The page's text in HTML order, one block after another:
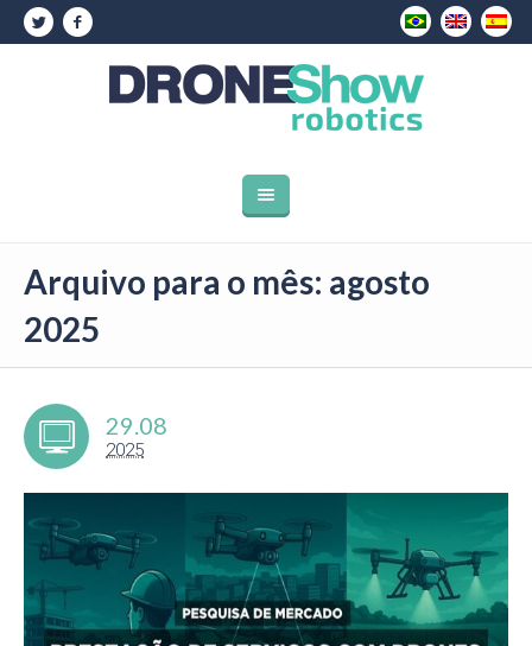
Arquivo para o mês: agosto
2025
29.08
2025